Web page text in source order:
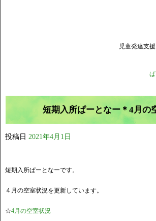
児童発達支
短期入所ぱーとなー＊4月の
投稿日 2021年4月1日
短期入所ぱーとなーです。
４月の空室状況を更新しています。
☆4月の空室状況